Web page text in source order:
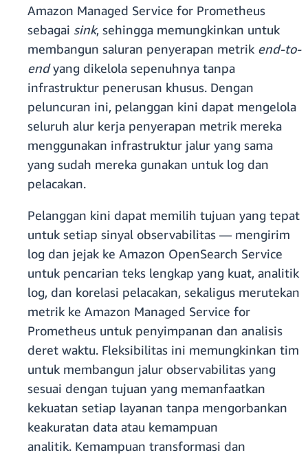
Amazon Managed Service for Prometheus
sebagai sink, sehingga memungkinkan untuk
membangun saluran penyerapan metrik end-to-
endyang dikelola sepenuhnya tanpa
infrastruktur penerusan khusus. Dengan
peluncuran ini, pelanggan kini dapat mengelola
seluruh alur kerja penyerapan metrik mereka
menggunakan infrastruktur jalur yang sama
yang sudah mereka gunakan untuk log dan
pelacakan.
Pelanggan kini dapat memilih tujuan yang tepat
untuk setiap sinyal observabilitas — mengirim
log dan jejak ke Amazon OpenSearch Service
untuk pencarian teks lengkap yang kuat, analitik
log, dan korelasi pelacakan, sekaligus merutekan
metrik ke Amazon Managed Service for
Prometheus untuk penyimpanan dan analisis
deret waktu. Fleksibilitas ini memungkinkan tim
untuk membangun jalur observabilitas yang
sesuai dengan tujuan yang memanfaatkan
kekuatan setiap layanan tanpa mengorbankan
keakuratan data atau kemampuan
analitik. Kemampuan transformasi dan